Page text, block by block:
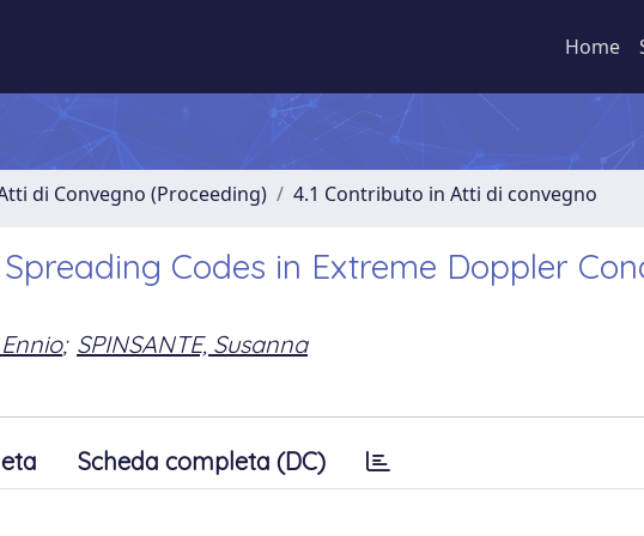
Home
di Convegno (Proceeding) 4.1 Contributo in Atti di convegno
Codes in Extreme Doppler
; SPINSANTE, Susanna
Scheda completa (DC)